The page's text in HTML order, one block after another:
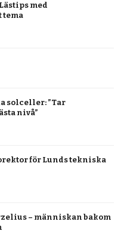
med
tema
solceller: ”Tar
nivå”
för Lunds tekniska
– människan bakom